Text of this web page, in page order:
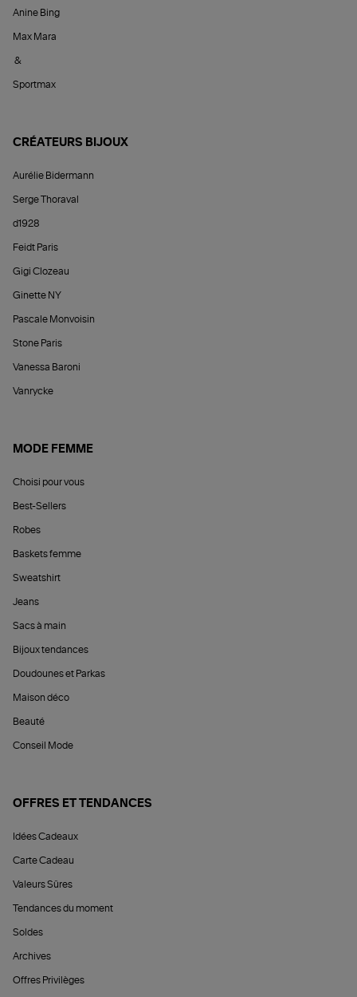
Anine Bing
Max Mara
&
Sportmax
CRÉATEURS BIJOUX
Aurélie Bidermann
Serge Thoraval
d1928
Feidt Paris
Gigi Clozeau
Ginette NY
Pascale Monvoisin
Stone Paris
Vanessa Baroni
Vanrycke
MODE FEMME
Choisi pour vous
Best-Sellers
Robes
Baskets femme
Sweatshirt
Jeans
Sacs à main
Bijoux tendances
Doudounes et Parkas
Maison déco
Beauté
Conseil Mode
OFFRES ET TENDANCES
Idées Cadeaux
Carte Cadeau
Valeurs Sûres
Tendances du moment
Soldes
Archives
Offres Privilèges